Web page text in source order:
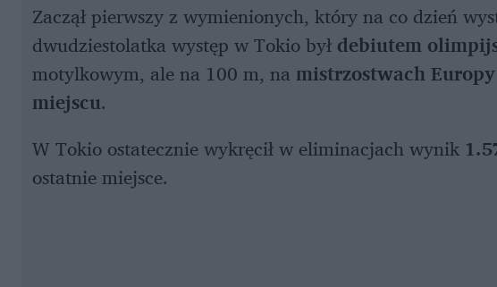
Zaczął pierwszy z wymienionych, który na co dzień
dwudziestolatka występ w Tokio był debiutem
motylkowym, ale na 100 m, na mistrzostwach Europy
miejscu.
W Tokio ostatecznie wykręcił w eliminacjach wynik
ostatnie miejsce.